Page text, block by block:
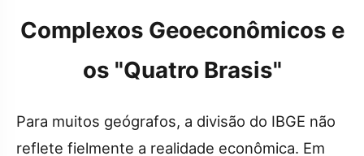
Complexos Geoeconômicos e
os "Quatro Brasis"
Para muitos geógrafos, a divisão do IBGE não
reflete fielmente a realidade econômica. Em